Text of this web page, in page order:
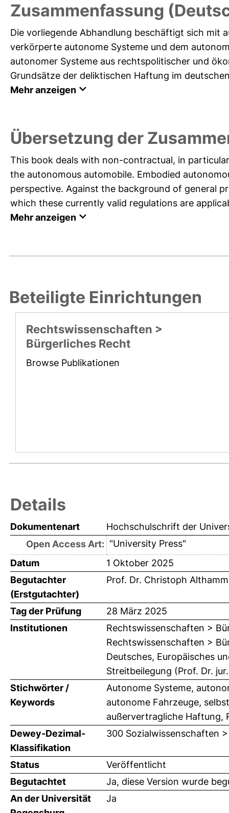
Zusammenfassung
Die vorliegende Abhandlung beschäftigt sich mit
verkörperte autonome Systeme und dem
autonomer Systeme aus rechtspolitischer und
Grundsätze der deliktischen Haftung im
Mehr anzeigen
Übersetzung der
This book deals with non-contractual, in
the autonomous automobile. Embodied
perspective. Against the background of general
which these currently valid regulations are
Mehr anzeigen
Beteiligte Einrichtungen
Rechtswissenschaften >
Bürgerliches Recht
Browse Publikationen
Details
Dokumentenart
Hochschulschrift der
Open Access Art: "University Press"
Datum
1 Oktober 2025
Begutachter
(Erstgutachter)
Prof. Dr. Christoph
Tag der Prüfung
28 März 2025
Institutionen
Rechtswissenschaften >
Rechtswissenschaften >
Deutsches, Europäisches
Streitbeilegung (Prof. Dr.
Stichwörter /
Keywords
Autonome Systeme,
autonome Fahrzeuge,
außervertragliche Haftung,
Dewey-Dezimal-
Klassifikation
300 Sozialwissenschaften
Status
Veröffentlicht
Begutachtet
Ja, diese Version wurde
An der Universität
Ja